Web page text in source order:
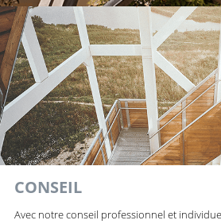
CONSEIL
Avec notre conseil professionnel et